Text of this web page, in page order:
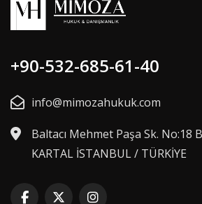
+90-532-685-61-40
info@mimozahukuk.com
Baltacı Mehmet Paşa Sk. No:18
KARTAL İSTANBUL / TÜRKİYE